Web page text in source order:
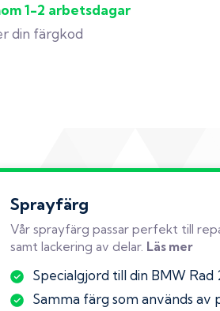
1-2 arbetsdagar
din färgkod
Sprayfärg
Vår sprayfärg passar perfekt till
samt lackering av delar. Läs mer
Specialgjord till din BMW Rad
Samma färg som används av